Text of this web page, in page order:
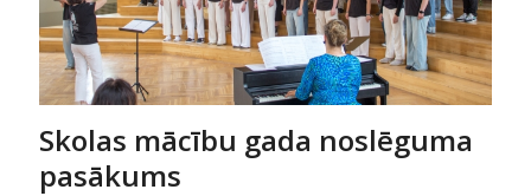
Skolas mācību gada noslēguma
pasākums